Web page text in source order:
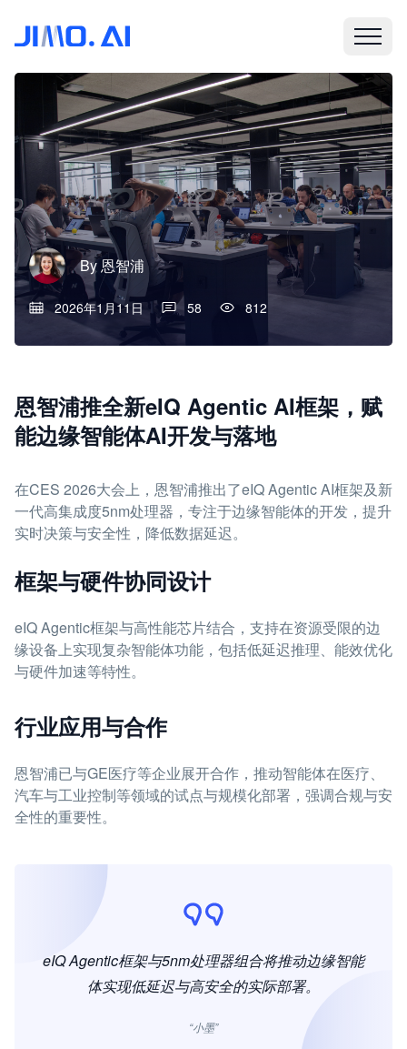
By恩智浦
2026年1月11日 58 812
恩智浦推全新eIQ Agentic AI框架，赋
能边缘智能体AI开发与落地
在CES 2026大会上，恩智浦推出了eIQ Agentic AI框架及新
一代高集成度5nm处理器，专注于边缘智能体的开发，提升
实时决策与安全性，降低数据延迟。
框架与硬件协同设计
eIQ Agentic框架与高性能芯片结合，支持在资源受限的边
缘设备上实现复杂智能体功能，包括低延迟推理、能效优化
与硬件加速等特性。
行业应用与合作
恩智浦已与GE医疗等企业展开合作，推动智能体在医疗、
汽车与工业控制等领域的试点与规模化部署，强调合规与安
全性的重要性。
eIQ Agentic框架与5nm处理器组合将推动边缘智能
体实现低延迟与高安全的实际部署。
“小墨”